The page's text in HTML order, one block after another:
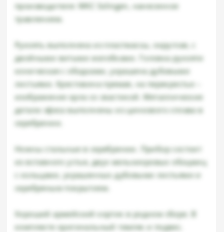
производителя: WKC Solingen, нанесенное
травлением.
Рукоять выполнена из пластмассы, округлая, с
двойными витыми желобками. Головка рукояти
коническая с ободками, украшена дубовыми
листьями. Крестовина прямая, на перекрестье –
изображение орла со свастикой. Металлические
детали эфеса выполнены из цинкового сплава в
серебрении.
Ножны стальные в серебрении. Прибор состоит
из вставного устья, двух мельхиоровых обоцмиц
с кольцами, украшенных дубовыми листьями и
серебряным покрытием.
Хороший армейский кортик в родном сборе. В
комплекте оригинальный темляк и подвес.